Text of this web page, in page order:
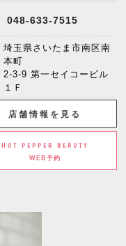
048-633-7515
埼玉県さいたま市南区南
本町
2-3-9 第一セイコービル
１Ｆ
店舗情報を見る
HOT PEPPER BEAUTY
WEB予約